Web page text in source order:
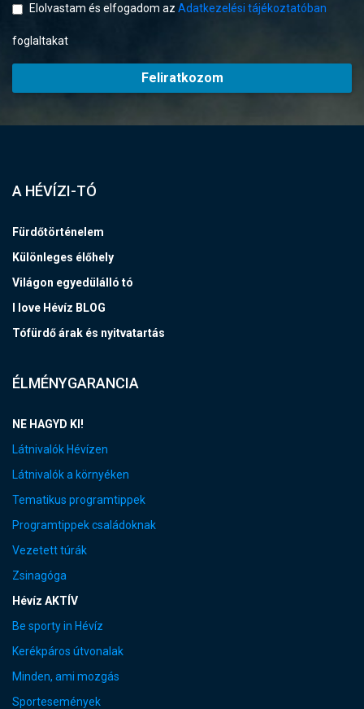
Elolvastam és elfogadom az Adatkezelési tájékoztatóban
foglaltakat
Feliratkozom
A HÉVÍZI-TÓ
Fürdőtörténelem
Különleges élőhely
Világon egyedülálló tó
I love Hévíz BLOG
Tófürdő árak és nyitvatartás
ÉLMÉNYGARANCIA
NE HAGYD KI!
Látnivalók Hévízen
Látnivalók a környéken
Tematikus programtippek
Programtippek családoknak
Vezetett túrák
Zsinagóga
Hévíz AKTÍV
Be sporty in Hévíz
Kerékpáros útvonalak
Minden, ami mozgás
Sportesemények